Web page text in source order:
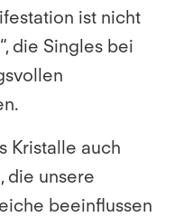
ist nicht
die Singles bei
Kristalle auch
die unsere
beeinflussen